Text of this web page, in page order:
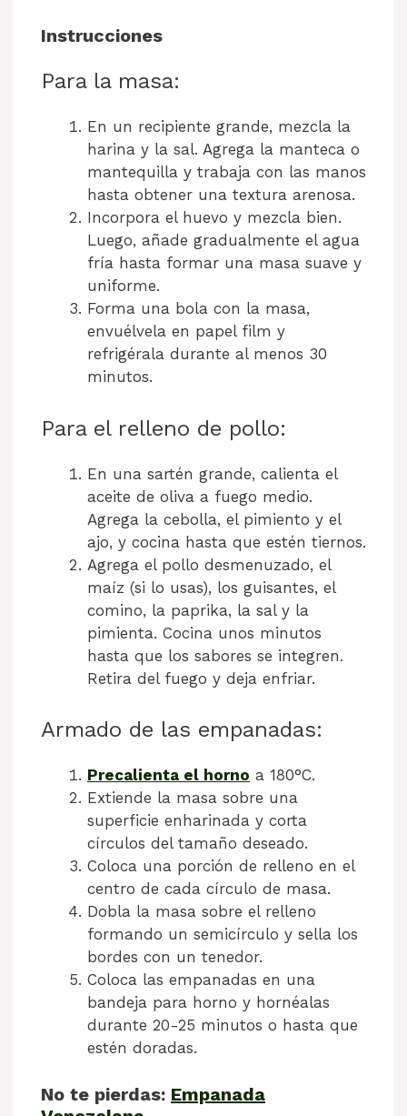
Instrucciones
Para la masa:
En un recipiente grande, mezcla la
harina y la sal. Agrega la manteca o
mantequilla y trabaja con las manos
hasta obtener una textura arenosa.
Incorpora el huevo y mezcla bien.
Luego, añade gradualmente el agua
fría hasta formar una masa suave y
uniforme.
Forma una bola con la masa,
envuélvela en papel film y
refrigérala durante al menos 30
minutos.
Para el relleno de pollo:
En una sartén grande, calienta el
aceite de oliva a fuego medio.
Agrega la cebolla, el pimiento y el
ajo, y cocina hasta que estén tiernos.
Agrega el pollo desmenuzado, el
maíz (si lo usas), los guisantes, el
comino, la paprika, la sal y la
pimienta. Cocina unos minutos
hasta que los sabores se integren.
Retira del fuego y deja enfriar.
Armado de las empanadas:
Precalienta el horno a 180°C.
Extiende la masa sobre una
superficie enharinada y corta
círculos del tamaño deseado.
Coloca una porción de relleno en el
centro de cada círculo de masa.
Dobla la masa sobre el relleno
formando un semicírculo y sella los
bordes con un tenedor.
Coloca las empanadas en una
bandeja para horno y hornéalas
durante 20-25 minutos o hasta que
estén doradas.
No te pierdas: Empanada